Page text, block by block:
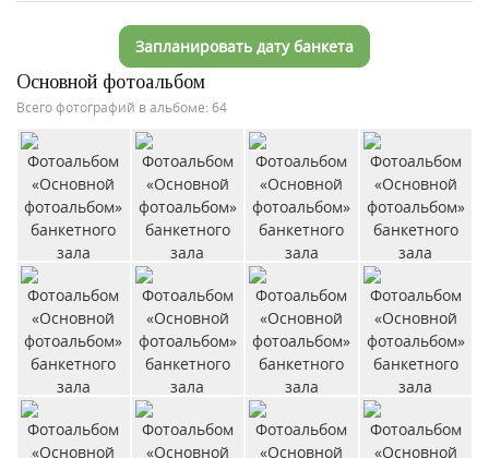
Запланировать дату банкета
Основной фотоальбом
Всего фотографий в альбоме: 64